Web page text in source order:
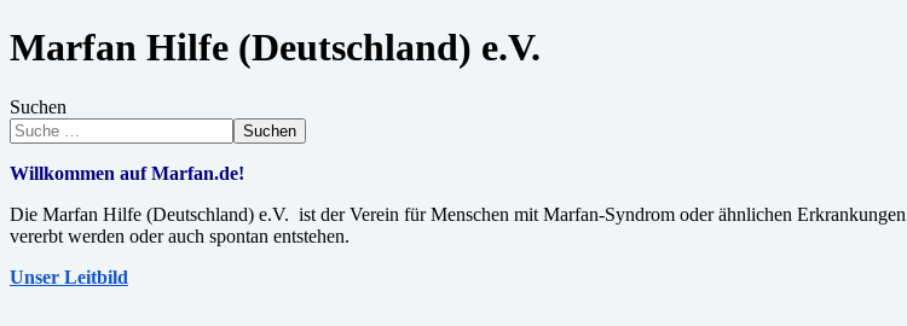
Marfan Hilfe (Deutschland) e.V.
Suchen
Suchen
Willkommen auf Marfan.de!
Die Marfan Hilfe (Deutschland) e.V. ist der Verein für Menschen mit Marfan-Syndrom oder ähnlichen
vererbt werden oder auch spontan entstehen.
Unser Leitbild